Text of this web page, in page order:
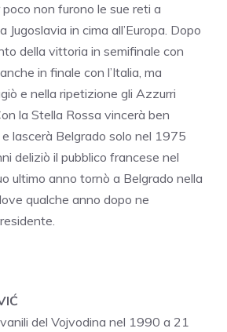
non furono le sue reti a
in cima all’Europa. Dopo
della vittoria in semifinale con
in finale con l’Italia, ma
e nella ripetizione gli Azzurri
la Stella Rossa vincerà ben
lascerà Belgrado solo nel 1975
deliziò il pubblico francese nel
ultimo anno tornò a Belgrado nella
qualche anno dopo ne
del Vojvodina nel 1990 a 21